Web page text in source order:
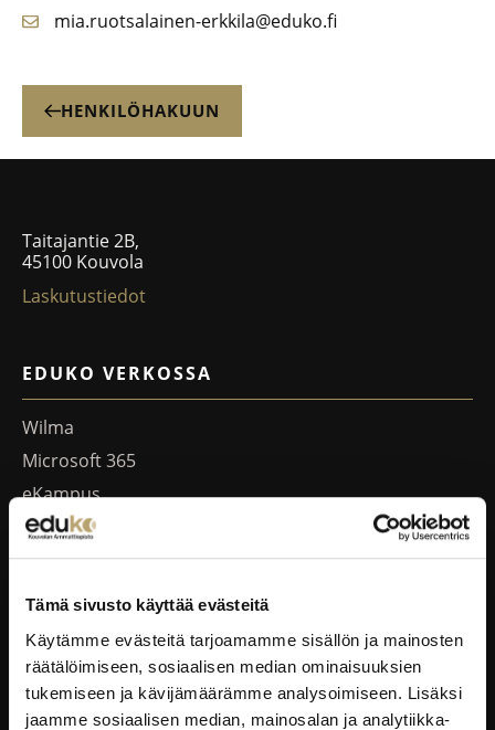
Tämä sivusto käyttää evästeitä
Käytämme evästeitä tarjoamamme sisällön ja mainosten
räätälöimiseen, sosiaalisen median ominaisuuksien
tukemiseen ja kävijämäärämme analysoimiseen. Lisäksi
jaamme sosiaalisen median, mainosalan ja analytiikka-
mia.ruotsalainen-erkkila@eduko.fi
HENKILÖHAKUUN
Taitajantie 2B,
45100 Kouvola
Laskutustiedot
EDUKO VERKOSSA
Wilma
Microsoft 365
eKampus
MyEdu
Ruokapaikka.fi
EduCafé
Ruokalistat